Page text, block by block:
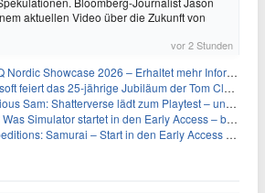
aktuellen Video über die Zukunft von
vor 2 Stunden
Nordic Showcase 2026 – Erhaltet mehr Informationen
feiert das 25-jährige Jubiläum der Tom Clancy’s Ghost Recon-Reihe
Sam: Shatterverse lädt zum Playtest – und erscheint schon bald!
Simulator startet in den Early Access – bald gehts los!
Samurai – Start in den Early Access ab heute im feudalen Japan